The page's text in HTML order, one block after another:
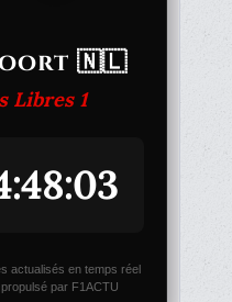
🇳🇱
Libres 1
actualisés en temps réel
par F1ACTU